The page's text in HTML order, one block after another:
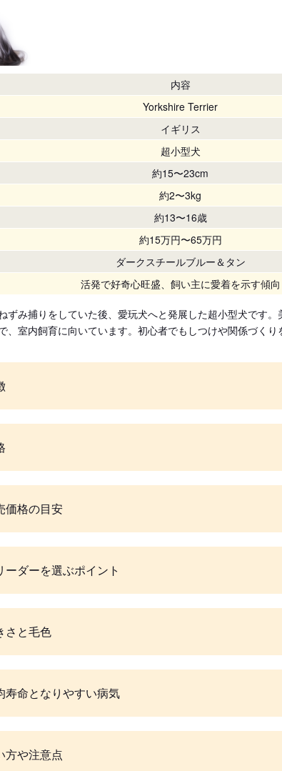
内容
Yorkshire Terrier
イギリス
超小型犬
約15〜23cm
約2〜3kg
約13〜16歳
約15万円〜65万円
ダークスチールブルー＆タン
活発で好奇心旺盛、飼い主に愛着を示す傾向
ずみ捕りをしていた後、愛玩犬へと発展した超小型犬です
、室内飼育に向いています。初心者でもしつけや関係づく
価格の目安
ダーを選ぶポイント
さと毛色
寿命となりやすい病気
方や注意点